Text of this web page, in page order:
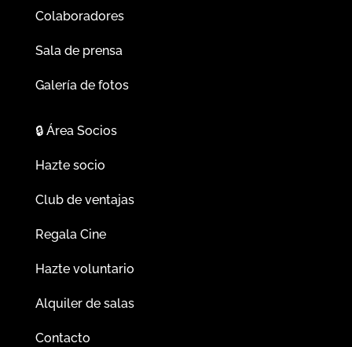
Colaboradores
Sala de prensa
Galería de fotos
🔒Área Socios
Hazte socio
Club de ventajas
Regala Cine
Hazte voluntario
Alquiler de salas
Contacto